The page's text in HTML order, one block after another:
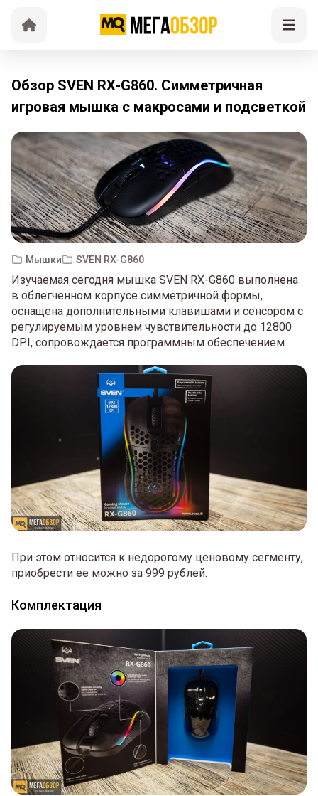
Обзор SVEN RX-G860. Симметричная
игровая мышка с макросами и подсветкой
Мышки SVEN RX-G860
Изучаемая сегодня мышка SVEN RX-G860 выполнена
в облегченном корпусе симметричной формы,
оснащена дополнительными клавишами и сенсором с
регулируемым уровнем чувствительности до 12800
DPI, сопровождается программным обеспечением.
При этом относится к недорогому ценовому сегменту,
приобрести ее можно за 999 рублей.
Комплектация